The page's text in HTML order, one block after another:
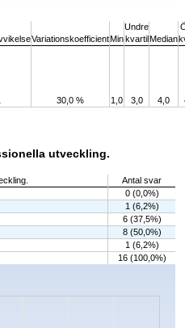
VariationskoefficientMin
Undre
kvartilMedian
30,0 % 1,0 3,0 4,0
utveckling.
Antal svar
0 (0,0%)
1 (6,2%)
6 (37,5%)
8 (50,0%)
1 (6,2%)
16 (100,0%)